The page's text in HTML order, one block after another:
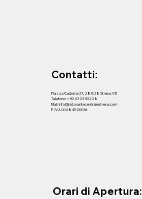
Piazza Cadorna 37, 28838 Stresa VB
Telefono: +39 0323 30228
Mail: info@ristorantecentralestresa.com
P .IVA 00484520036
Contatti:
Orari di Apertura: